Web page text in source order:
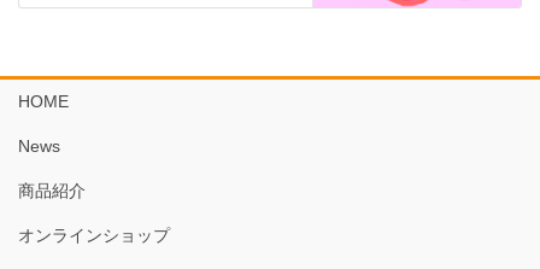
HOME
News
商品紹介
オンラインショップ